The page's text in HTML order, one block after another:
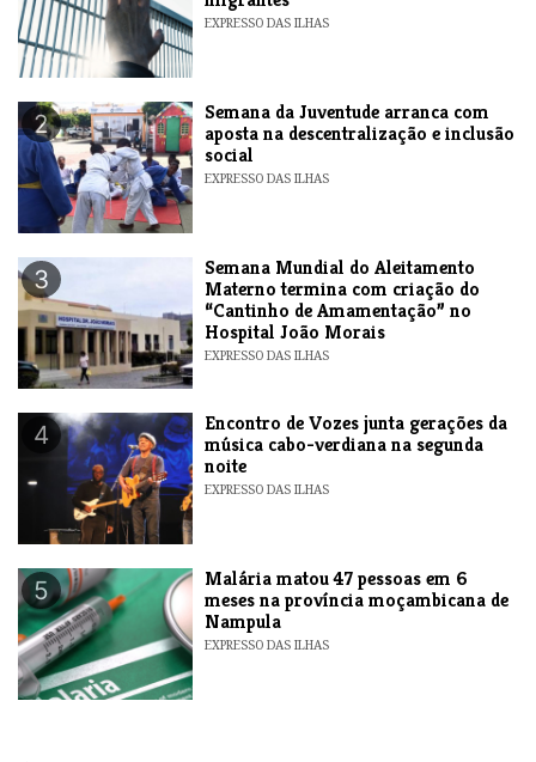
EXPRESSO DAS ILHAS
2
Semana da Juventude arranca com
aposta na descentralização e inclusão
social
EXPRESSO DAS ILHAS
3
Semana Mundial do Aleitamento
Materno termina com criação do
“Cantinho de Amamentação” no
Hospital João Morais
EXPRESSO DAS ILHAS
4
Encontro de Vozes junta gerações da
música cabo-verdiana na segunda
noite
EXPRESSO DAS ILHAS
5
​Malária matou 47 pessoas em 6
meses na província moçambicana de
Nampula
EXPRESSO DAS ILHAS